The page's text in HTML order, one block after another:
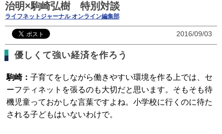
治明×駒崎弘樹 特別対談
ライフネットジャーナル オンライン編集部
2016/09/03
優しくて強い経済を作ろう
駒崎：子育てをしながら働きやすい環境を作る上では、セ
ーフティネットを張るのも大切だと思います。そもそも待
機児童っておかしな言葉ですよね。小学校に行くのに待た
される子どもはいないわけで。